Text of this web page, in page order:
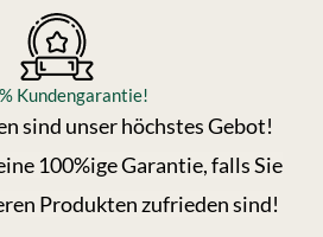
Kundengarantie!
sind unser höchstes Gebot!
100%ige Garantie, falls Sie
Produkten zufrieden sind!